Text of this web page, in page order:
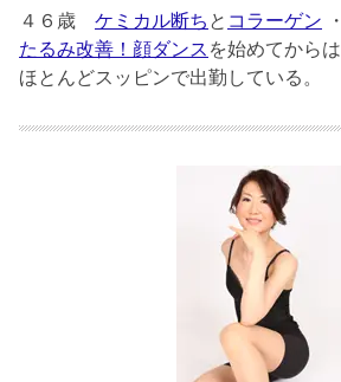
４６歳 ケミカル断ち と コラーゲン ・
たるみ改善！顔ダンス を始めてからは
ほとんどスッピンで出勤している。